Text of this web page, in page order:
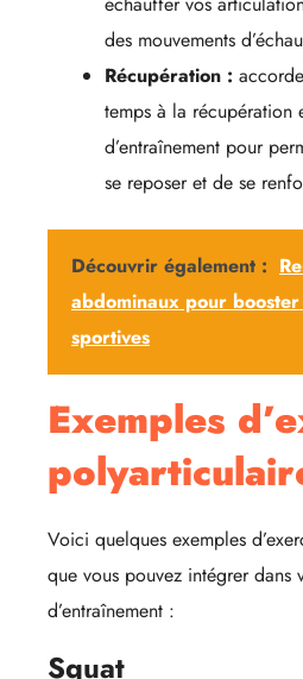
des mouvements
Récupération :
temps à la récupération
d’entraînement pour
se reposer et de se
Découvrir également :
abdominaux pour
sportives
Exemples
Voici quelques exemples
que vous pouvez intégrer dans
d’entraînement :
Squat